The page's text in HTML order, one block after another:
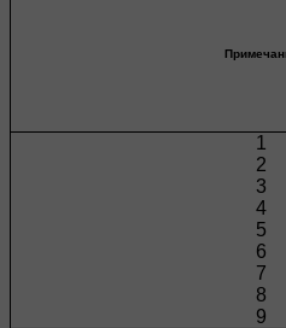
1
2
3
4
5
6
7
8
9